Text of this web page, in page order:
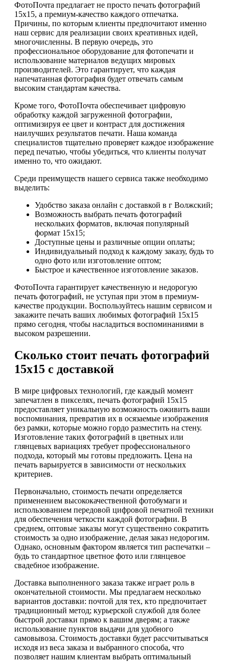
ФотоПочта предлагает не просто печать фотографий
15х15, а премиум-качество каждого отпечатка.
Причины, по которым клиенты предпочитают именно
наш сервис для реализации своих креативных идей,
многочисленны. В первую очередь, это
профессиональное оборудование для фотопечати и
использование материалов ведущих мировых
производителей. Это гарантирует, что каждая
напечатанная фотография будет отвечать самым
высоким стандартам качества.
Кроме того, ФотоПочта обеспечивает цифровую
обработку каждой загруженной фотографии,
оптимизируя ее цвет и контраст для достижения
наилучших результатов печати. Наша команда
специалистов тщательно проверяет каждое изображение
перед печатью, чтобы убедиться, что клиенты получат
именно то, что ожидают.
Среди преимуществ нашего сервиса также необходимо
выделить:
Удобство заказа онлайн с доставкой в г Волжский;
Возможность выбрать печать фотографий
нескольких форматов, включая популярный
формат 15х15;
Доступные цены и различные опции оплаты;
Индивидуальный подход к каждому заказу, будь то
одно фото или изготовление оптом;
Быстрое и качественное изготовление заказов.
ФотоПочта гарантирует качественную и недорогую
печать фотографий, не уступая при этом в премиум-
качестве продукции. Воспользуйтесь нашим сервисом и
закажите печать ваших любимых фотографий 15х15
прямо сегодня, чтобы насладиться воспоминаниями в
высоком разрешении.
Сколько стоит печать фотографий
15х15 с доставкой
В мире цифровых технологий, где каждый момент
запечатлен в пикселях, печать фотографий 15х15
предоставляет уникальную возможность оживить ваши
воспоминания, превратив их в осязаемые изображения
без рамки, которые можно гордо разместить на стену.
Изготовление таких фотографий в цветных или
глянцевых вариациях требует профессионального
подхода, который мы готовы предложить. Цена на
печать варьируется в зависимости от нескольких
критериев.
Первоначально, стоимость печати определяется
применением высококачественной фотобумаги и
использованием передовой цифровой печатной техники
для обеспечения четкости каждой фотографии. В
среднем, оптовые заказы могут существенно сократить
стоимость за одно изображение, делая заказ недорогим.
Однако, основным фактором является тип распечатки –
будь то стандартное цветное фото или глянцевое
свадебное изображение.
Доставка выполненного заказа также играет роль в
окончательной стоимости. Мы предлагаем несколько
вариантов доставки: почтой для тех, кто предпочитает
традиционный метод; курьерской службой для более
быстрой доставки прямо к вашим дверям; а также
использование пунктов выдачи для удобного
самовывоза. Стоимость доставки будет рассчитываться
исходя из веса заказа и выбранного способа, что
позволяет нашим клиентам выбрать оптимальный